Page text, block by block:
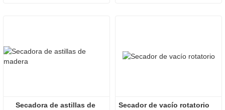
Secadora de astillas de
Secador de vacío rotatorio